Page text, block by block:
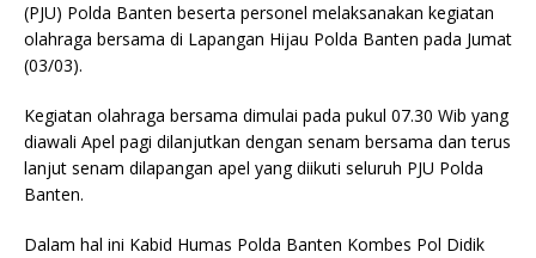
(PJU) Polda Banten beserta personel melaksanakan kegiatan
olahraga bersama di Lapangan Hijau Polda Banten pada Jumat
(03/03).
Kegiatan olahraga bersama dimulai pada pukul 07.30 Wib yang
diawali Apel pagi dilanjutkan dengan senam bersama dan terus
lanjut senam dilapangan apel yang diikuti seluruh PJU Polda
Banten.
Dalam hal ini Kabid Humas Polda Banten Kombes Pol Didik